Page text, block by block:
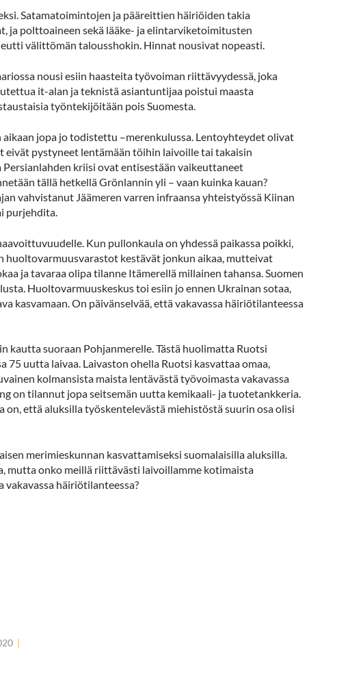
Satamatoimintojen ja pääreittien häiriöiden takia
polttoaineen sekä lääke- ja elintarviketoimitusten
välittömän talousshokin. Hinnat nousivat nopeasti.
nousi esiin haasteita työvoiman riittävyydessä, joka
it-alan ja teknistä asiantuntijaa poistui maasta
työntekijöitään pois Suomesta.
jopa jo todistettu –merenkulussa. Lentoyhteydet olivat
pystyneet lentämään töihin laivoille tai takaisin
kriisi ovat entisestään vaikeuttaneet
tällä hetkellä Grönlannin yli – vaan kuinka kauan?
vahvistanut Jäämeren varren infraansa yhteistyössä Kiinan
purjehdita.
Kun pullonkaula on yhdessä paikassa poikki,
huoltovarmuusvarastot kestävät jonkun aikaa, mutteivat
ja tavaraa olipa tilanne Itämerellä millainen tahansa. Suomen
Huoltovarmuuskeskus toi esiin jo ennen Ukrainan sotaa,
kasvamaan. On päivänselvää, että vakavassa häiriötilanteessa
kautta suoraan Pohjanmerelle. Tästä huolimatta Ruotsi
75 uutta laivaa. Laivaston ohella Ruotsi kasvattaa omaa,
kolmansista maista lentävästä työvoimasta vakavassa
on tilannut jopa seitsemän uutta kemikaali- ja tuotetankkeria.
on, että aluksilla työskentelevästä miehistöstä suurin osa olisi
merimieskunnan kasvattamiseksi suomalaisilla aluksilla.
mutta onko meillä riittävästi laivoillamme kotimaista
häiriötilanteessa?
|